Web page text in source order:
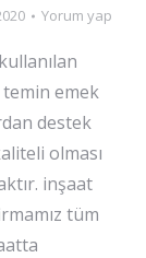
Yorum yap
emek
destek
olması
inşaat
tüm